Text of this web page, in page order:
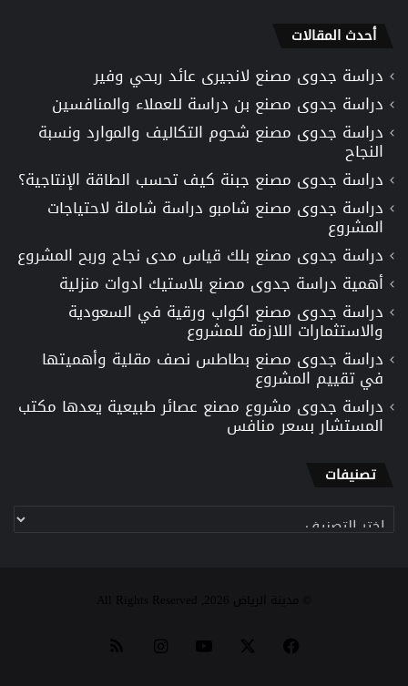
أحدث المقالات
دراسة جدوى مصنع لانجيرى عائد ربحي وفير
دراسة جدوى مصنع بن دراسة للعملاء والمنافسين
دراسة جدوى مصنع شحوم التكاليف والموارد ونسبة
النجاح
دراسة جدوى مصنع جبنة كيف تحسب الطاقة الإنتاجية؟
دراسة جدوى مصنع شامبو دراسة شاملة لاحتياجات
المشروع
دراسة جدوى مصنع بلك قياس مدى نجاح وربح المشروع
أهمية دراسة جدوى مصنع بلاستيك ادوات منزلية
دراسة جدوى مصنع اكواب ورقية في السعودية
والاستثمارات اللازمة للمشروع
دراسة جدوى مصنع بطاطس نصف مقلية وأهميتها
في تقييم المشروع
دراسة جدوى مشروع مصنع عصائر طبيعية يعدها مكتب
المستشار بسعر منافس
تصنيفات
تصنيفات
© مدينة الرياض 2026, All Rights Reserved
فيسبوك ‫YouTube انستقرام